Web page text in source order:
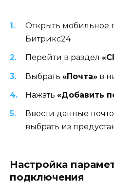
Открыть мобильное
Битрикс24
Перейти в раздел
Выбрать «Почта» в
Нажать «Добавить
Ввести данные
выбрать из
Настройка
подключения